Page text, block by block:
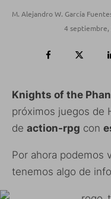
M. Alejandro W. García
4 septiembre,
Knights of the
próximos juegos de
de action-rpg con
Por ahora podemos
tenemos algo de